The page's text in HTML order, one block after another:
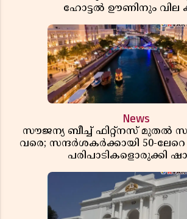
ഹോട്ടൽ ഊണിനും വില
News
സൗജന്യ ബീച്ച് ഫിറ്റ്നസ് മുതൽ
വരെ; സന്ദർശകർക്കായി 50-
പരിപാടികളൊരുക്കി